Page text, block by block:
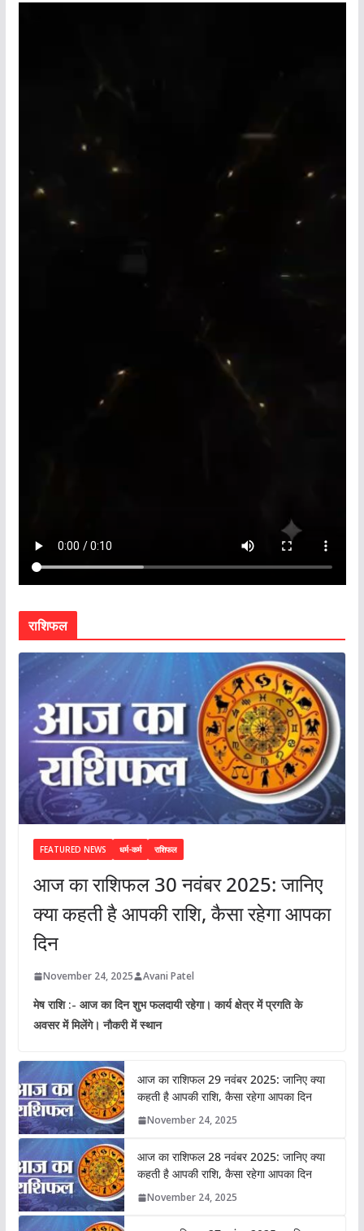
राशिफल
FEATURED NEWS धर्म-कर्म राशिफल
आज का राशिफल 30 नवंबर 2025: जानिए
क्या कहती है आपकी राशि, कैसा रहेगा आपका
दिन
November 24, 2025 Avani Patel
मेष राशि :- आज का दिन शुभ फलदायी रहेगा। कार्य क्षेत्र में प्रगति के
अवसर में मिलेंगे। नौकरी में स्थान
आज का राशिफल 29 नवंबर 2025: जानिए क्या
कहती है आपकी राशि, कैसा रहेगा आपका दिन
November 24, 2025
आज का राशिफल 28 नवंबर 2025: जानिए क्या
कहती है आपकी राशि, कैसा रहेगा आपका दिन
November 24, 2025